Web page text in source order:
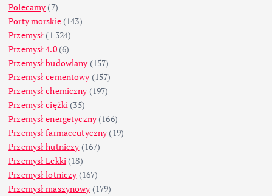
Polecamy (7)
Porty morskie(143)
Przemysł (1 324)
Przemysł 4.0(6)
Przemysł budowlany (157)
Przemysł cementowy (157)
Przemysł chemiczny (197)
Przemysł ciężki (35)
Przemysł energetyczny (166)
Przemysł farmaceutyczny (19)
Przemysł hutniczy (167)
Przemysł Lekki (18)
Przemysł lotniczy (167)
Przemysł maszynowy (179)